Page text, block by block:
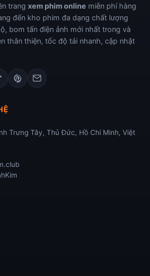
trang xem phim online miễn phí hàng
đến kho phim đa dạng chất lượng
bom tấn điện ảnh mới nhất trong và
thân thiện, tốc độ tải nhanh, cập nhật
Trưng Tây, Thủ Đức, Hồ Chí Minh, Việt